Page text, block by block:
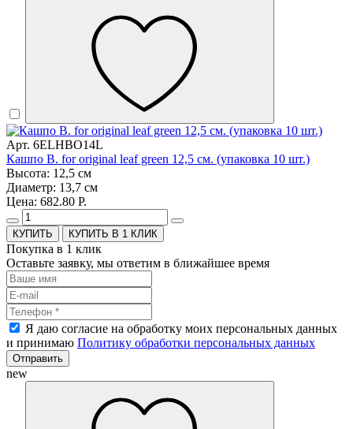
Арт. 6ELHBO14L
Кашпо B. for original leaf green 12,5 см. (упаковка 10 шт.)
Высота: 12,5 см
Диаметр: 13,7 см
Цена: 682.80 Р.
КУПИТЬ В 1 КЛИК
Покупка в 1 клик
Оставьте заявку, мы ответим в ближайшее время
Я даю согласие на обработку моих персональных данных
и принимаю Политику обработки персональных данных
Отправить
new